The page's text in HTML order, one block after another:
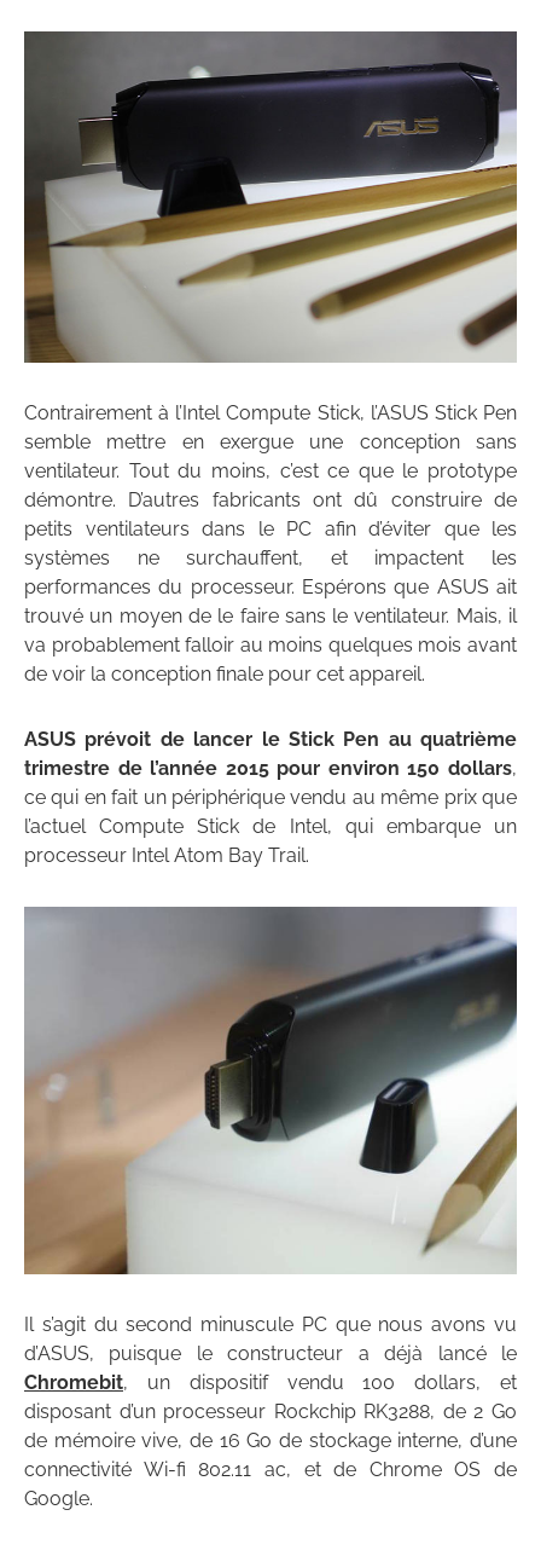
Contrairement à l’Intel Compute Stick, l’ASUS Stick Pen
semble mettre en exergue une conception sans
ventilateur. Tout du moins, c’est ce que le prototype
démontre. D’autres fabricants ont dû construire de
petits ventilateurs dans le PC afin d’éviter que les
systèmes ne surchauffent, et impactent les
performances du processeur. Espérons que ASUS ait
trouvé un moyen de le faire sans le ventilateur. Mais, il
va probablement falloir au moins quelques mois avant
de voir la conception finale pour cet appareil.
ASUS prévoit de lancer le Stick Pen au quatrième
trimestre de l’année 2015 pour environ 150 dollars,
ce qui en fait un périphérique vendu au même prix que
l’actuel Compute Stick de Intel, qui embarque un
processeur Intel Atom Bay Trail.
Il s’agit du second minuscule PC que nous avons vu
d’ASUS, puisque le constructeur a déjà lancé le
Chromebit, un dispositif vendu 100 dollars, et
disposant d’un processeur Rockchip RK3288, de 2 Go
de mémoire vive, de 16 Go de stockage interne, d’une
connectivité Wi-fi 802.11 ac, et de Chrome OS de
Google.